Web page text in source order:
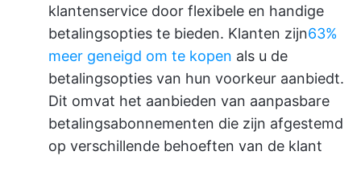
klantenservice door flexibele en handige
betalingsopties te bieden. Klanten zijn63%
meer geneigd om te kopen als u de
betalingsopties van hun voorkeur aanbiedt.
Dit omvat het aanbieden van aanpasbare
betalingsabonnementen die zijn afgestemd
op verschillende behoeften van de klant